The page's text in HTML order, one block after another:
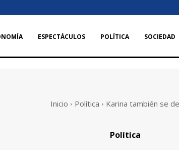
ESPECTÁCULOS POLÍTICA SOCIEDAD
Inicio Política Karina también se
Política